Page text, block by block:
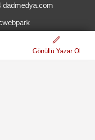
dadmedya.com
Gönüllü Yazar Ol